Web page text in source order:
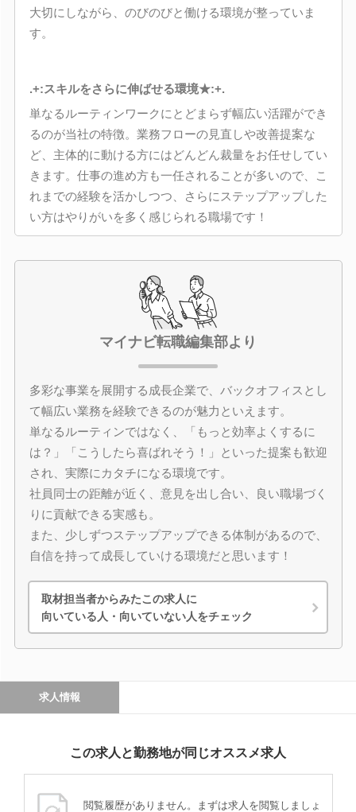
大切にしながら、のびのびと働ける環境が整っていま
す。
.+:スキルをさらに伸ばせる環境★:+.
単なるルーティンワークにとどまらず幅広い活躍ができ
るのが当社の特徴。業務フローの見直しや改善提案な
ど、主体的に動ける方にはどんどん裁量をお任せしてい
きます。仕事の進め方も一任されることが多いので、こ
れまでの経験を活かしつつ、さらにステップアップした
い方はやりがいを多く感じられる職場です！
マイナビ転職編集部より
多彩な事業を展開する成長企業で、バックオフィスとし
て幅広い業務を経験できるのが魅力といえます。
単なるルーティンではなく、「もっと効率よくするに
は？」「こうしたら喜ばれそう！」といった提案も歓迎
され、実際にカタチになる環境です。
社員同士の距離が近く、意見を出し合い、良い職場づく
りに貢献できる実感も。
また、少しずつステップアップできる体制があるので、
自信を持って成長していける環境だと思います！
取材担当者からみたこの求人に
向いている人・向いていない人をチェック
求人情報
この求人と勤務地が同じオススメ求人
閲覧履歴がありません。まずは求人を閲覧しましょ